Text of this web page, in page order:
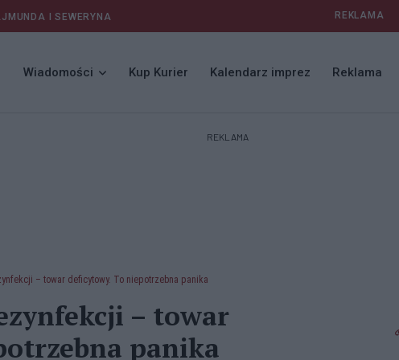
I SEWERYNA REKLAMA
Wiadomości Kup Kurier Kalendarz imprez Reklama
REKLAMA
– towar deficytowy. To niepotrzebna panika
– towar
panika